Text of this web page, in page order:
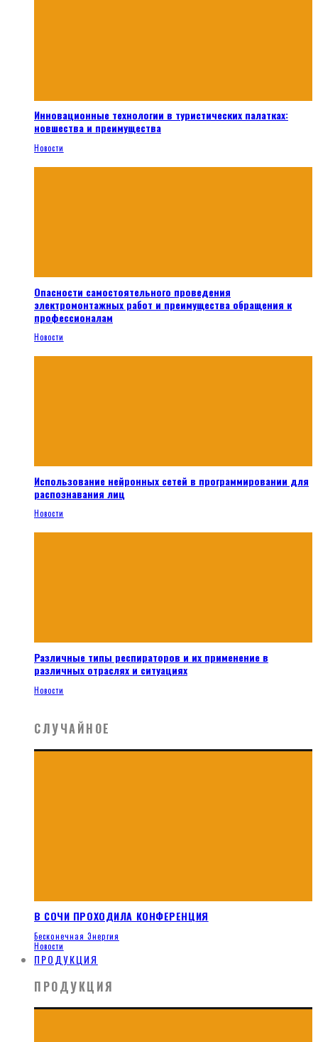
Инновационные технологии в туристических палатках:
новшества и преимущества
Новости
Опасности самостоятельного проведения
электромонтажных работ и преимущества обращения к
профессионалам
Новости
Использование нейронных сетей в программировании для
распознавания лиц
Новости
Различные типы респираторов и их применение в
различных отраслях и ситуациях
Новости
СЛУЧАЙНОЕ
В СОЧИ ПРОХОДИЛА КОНФЕРЕНЦИЯ
Бесконечная Энергия
Новости
ПРОДУКЦИЯ
ПРОДУКЦИЯ